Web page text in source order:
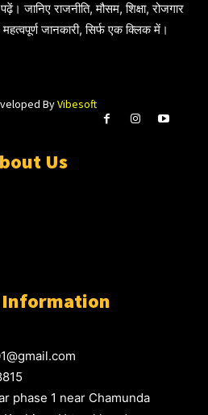
राजनीति, मौसम, शिक्षा, रोजगार
जानकारी, सिर्फ एक क्लिक में।
ByVibesoft
Us
phase 1 near Chamunda